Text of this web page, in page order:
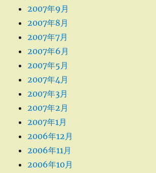
2007年9月
2007年8月
2007年7月
2007年6月
2007年5月
2007年4月
2007年3月
2007年2月
2007年1月
2006年12月
2006年11月
2006年10月